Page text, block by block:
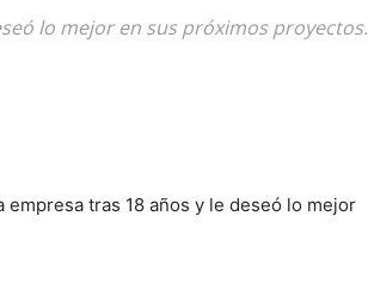
lo mejor en sus próximos proyectos.
tras 18 años y le deseó lo mejor